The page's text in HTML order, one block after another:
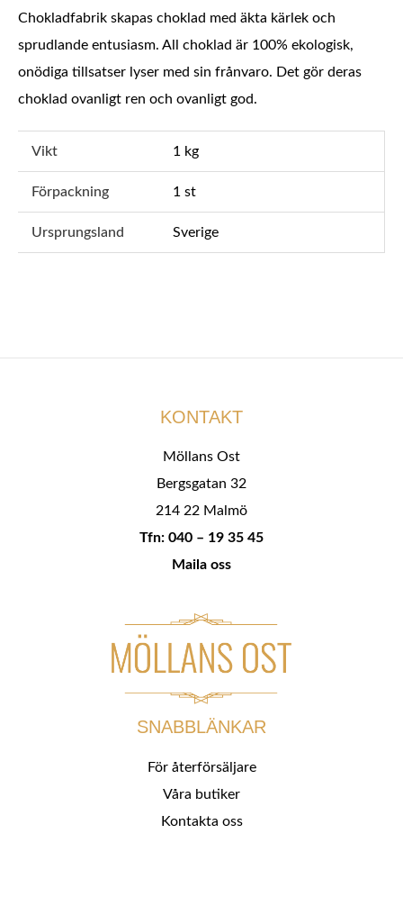
Chokladfabrik skapas choklad med äkta kärlek och
sprudlande entusiasm. All choklad är 100% ekologisk,
onödiga tillsatser lyser med sin frånvaro. Det gör deras
choklad ovanligt ren och ovanligt god.
Vikt 1 kg
Förpackning 1 st
Ursprungsland Sverige
KONTAKT
Möllans Ost
Bergsgatan 32
214 22 Malmö
Tfn: 040 – 19 35 45
Maila oss
SNABBLÄNKAR
För återförsäljare
Våra butiker
Kontakta oss